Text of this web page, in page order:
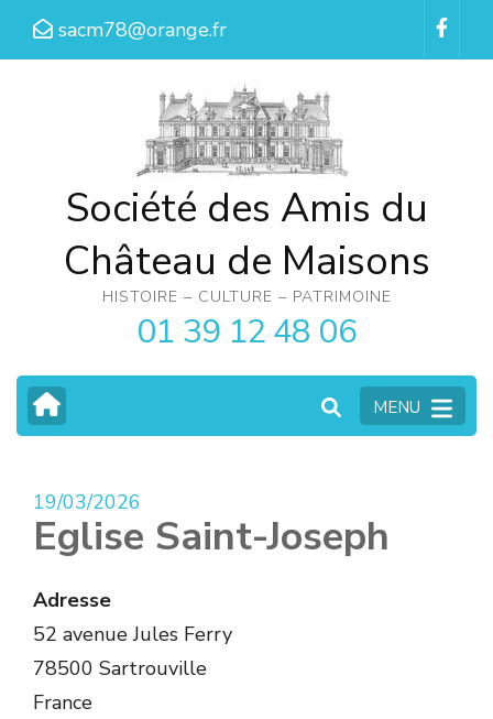
Aller
sacm78@orange.fr
Société des Amis du
Château de Maisons
HISTOIRE – CULTURE – PATRIMOINE
01 39 12 48 06
MENU
19/03/2026
Eglise Saint-Joseph
Adresse
52 avenue Jules Ferry
78500 Sartrouville
France